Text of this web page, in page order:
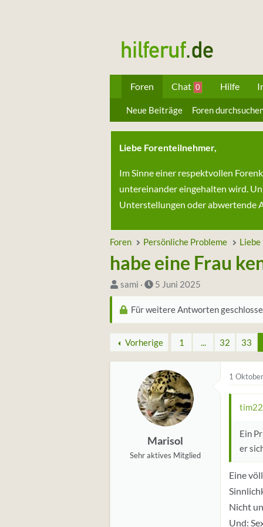
Foren Chat 0 Hilfe
Neue Beiträge Foren
Liebe Forenteilnehmer,
Im Sinne einer respektvollen
untereinander eingehalten wird.
Unterstellungen oder abwertende
Foren Persönliche Probleme Liebe
habe eine Frau
S
t
a
t
sami
D
a
t
m
t
a
r
t
5 Juni 2025
Für weitere Antworten
Vorherige 1 ... 32 33
Marisol
Sehr aktives Mitglied
1
Ein
er
Eine
Nicht
Und: